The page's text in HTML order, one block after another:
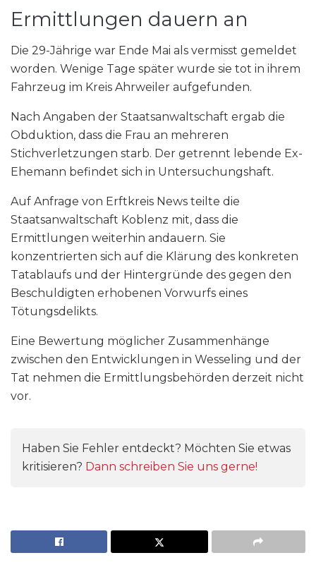
Ermittlungen dauern an
Die 29-Jährige war Ende Mai als vermisst gemeldet
worden. Wenige Tage später wurde sie tot in ihrem
Fahrzeug im Kreis Ahrweiler aufgefunden.
Nach Angaben der Staatsanwaltschaft ergab die
Obduktion, dass die Frau an mehreren
Stichverletzungen starb. Der getrennt lebende Ex-
Ehemann befindet sich in Untersuchungshaft.
Auf Anfrage von Erftkreis News teilte die
Staatsanwaltschaft Koblenz mit, dass die
Ermittlungen weiterhin andauern. Sie
konzentrierten sich auf die Klärung des konkreten
Tatablaufs und der Hintergründe des gegen den
Beschuldigten erhobenen Vorwurfs eines
Tötungsdelikts.
Eine Bewertung möglicher Zusammenhänge
zwischen den Entwicklungen in Wesseling und der
Tat nehmen die Ermittlungsbehörden derzeit nicht
vor.
Haben Sie Fehler entdeckt? Möchten Sie etwas
kritisieren? Dann schreiben Sie uns gerne!